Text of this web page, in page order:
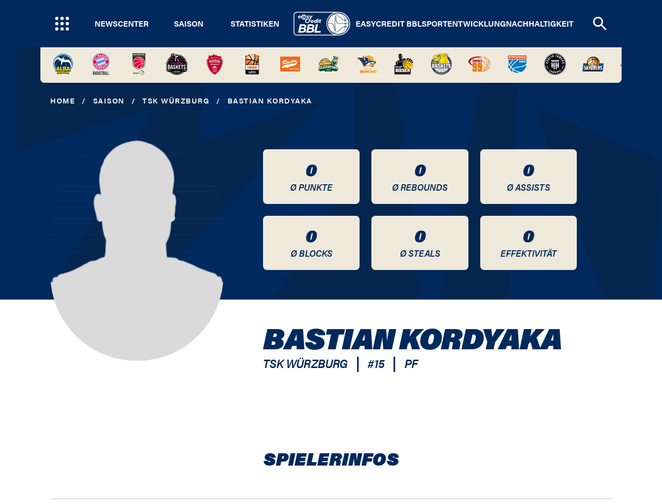
NEWSCENTER SAISON STATISTIKEN EASYCREDIT BBLSPORTENTWICKLUNGNACHHALTIGKEIT
HOME / SAISON / TSK WÜRZBURG / BASTIAN KORDYAKA
0
Ø PUNKTE
0
Ø REBOUNDS
0
Ø ASSISTS
0
Ø BLOCKS
0
Ø STEALS
0
EFFEKTIVITÄT
BASTIAN KORDYAKA
TSK WÜRZBURG | #15 | PF
SPIELERINFOS